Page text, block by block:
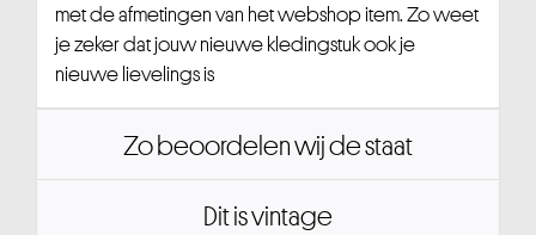
met de afmetingen van het webshop item. Zo weet
je zeker dat jouw nieuwe kledingstuk ook je
nieuwe lievelings is
Zo beoordelen wij de staat
Dit is vintage